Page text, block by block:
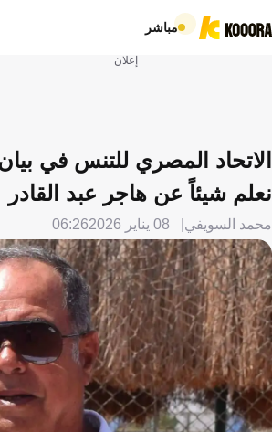
مباشر
إعلان
الاتحاد المصري للتنس في
نعلم شيئاً عن هاجر عبد القادر
محمد السويفي 08 يناير 2026 06:26